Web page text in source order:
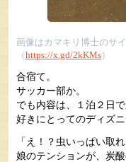
画像はカマキリ博士のサ
（https://x.gd/2kKMs）
合宿て。
サッカー部か。
でも内容は、１泊２日
好きにとってのディズニ
「え！？虫いっぱい取
娘のテンションが、炭